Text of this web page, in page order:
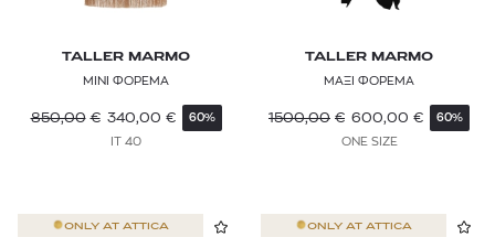
TALLER MARMO
ΜΙΝΙ ΦΟΡΕΜΑ
850,00 € 340,00 € 60%
IT 40
TALLER MARMO
ΜΑΞΙ ΦΟΡΕΜΑ
1500,00 € 600,00 € 60%
ONE SIZE
ONLY AT ATTICA ONLY AT ATTICA